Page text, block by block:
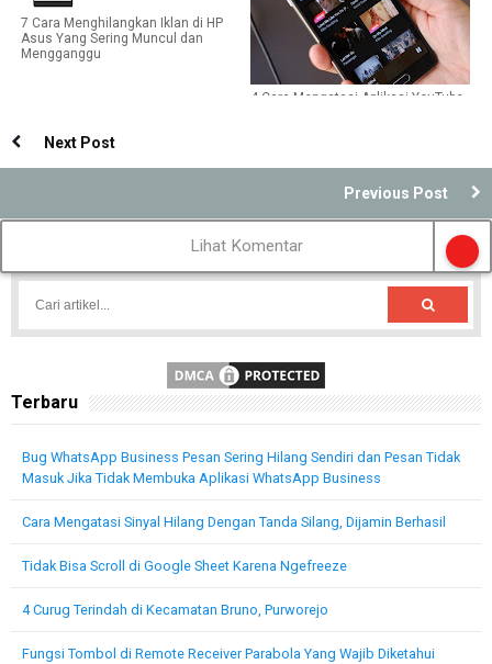
7 Cara Menghilangkan Iklan di HP
Asus Yang Sering Muncul dan
Mengganggu
4 Cara Mengatasi Aplikasi YouTube
Next Post
Previous Post
Lihat Komentar
Terbaru
Bug WhatsApp Business Pesan Sering Hilang Sendiri dan Pesan Tidak
Masuk Jika Tidak Membuka Aplikasi WhatsApp Business
Cara Mengatasi Sinyal Hilang Dengan Tanda Silang, Dijamin Berhasil
Tidak Bisa Scroll di Google Sheet Karena Ngefreeze
4 Curug Terindah di Kecamatan Bruno, Purworejo
Fungsi Tombol di Remote Receiver Parabola Yang Wajib Diketahui